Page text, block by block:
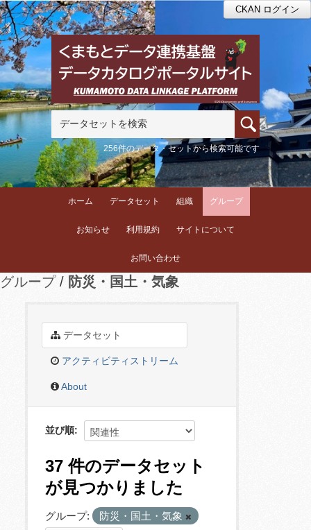
CKAN ログイン
256件のデータ・セットから検索可能です
ホーム データセット 組織 グループ
お知らせ 利用規約 サイトについて
お問い合わせ
グループ 防災・国土・気象
データセット
アクティビティストリーム
About
並び順
37 件のデータセット
が見つかりました
グループ: 防災・国土・気象